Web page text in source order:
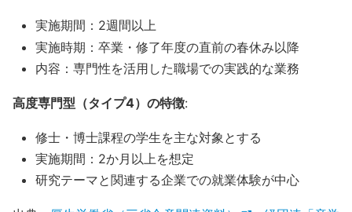
実施期間：2週間以上
実施時期：卒業・修了年度の直前の春休み以降
内容：専門性を活用した職場での実践的な業務
高度専門型（タイプ4）の特徴:
修士・博士課程の学生を主な対象とする
実施期間：2か月以上を想定
研究テーマと関連する企業での就業体験が中心